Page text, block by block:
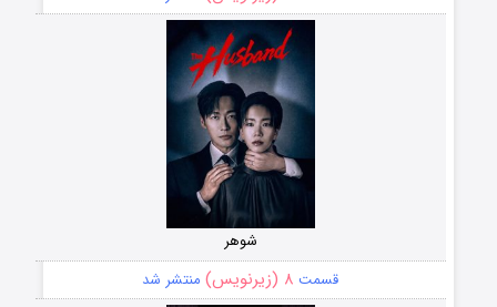
شوهر
قسمت ۸ (زیرنویس) منتشر شد